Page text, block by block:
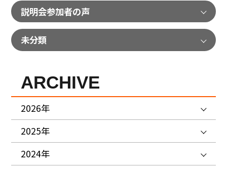
説明会参加者の声
未分類
ARCHIVE
2026年
2025年
2024年